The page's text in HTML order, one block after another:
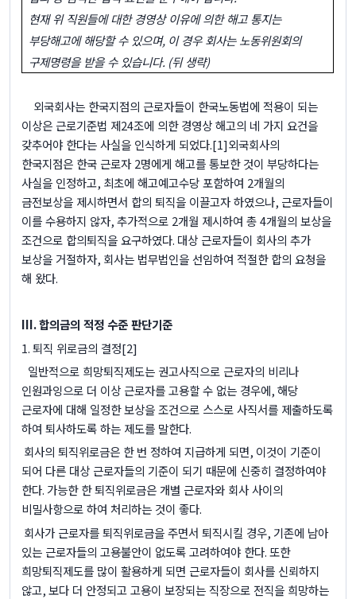
현재 위 직원들에 대한 경영상 이유에 의한 해고 통지는
부당해고에 해당할 수 있으며, 이 경우 회사는 노동위원회의
구제명령을 받을 수 있습니다. (뒤 생략)
외국회사는 한국지점의 근로자들이 한국노동법에 적용이 되는
이상은 근로기준법 제24조에 의한 경영상 해고의 네 가지 요건을
갖추어야 한다는 사실을 인식하게 되었다.[1]외국회사의
한국지점은 한국 근로자2명에게 해고를 통보한 것이 부당하다는
사실을 인정하고, 최초에 해고예고수당 포함하여 2개월의
금전보상을 제시하면서 합의 퇴직을 이끌고자 하였으나, 근로자들이
이를 수용하지 않자,추가적으로 2개월 제시하여 총4개월의 보상을
조건으로 합의퇴직을 요구하였다. 대상 근로자들이 회사의 추가
보상을 거절하자, 회사는 법무법인을 선임하여 적절한 합의 요청을
해 왔다.
III.합의금의 적정 수준 판단기준
1.퇴직 위로금의 결정[2]
일반적으로 희망퇴직제도는 권고사직으로 근로자의 비리나
인원과잉으로 더 이상 근로자를 고용할 수 없는 경우에,해당
근로자에 대해 일정한 보상을 조건으로 스스로 사직서를 제출하도록
하여 퇴사하도록 하는 제도를 말한다.
회사의 퇴직위로금은 한 번 정하여 지급하게 되면, 이것이 기준이
되어 다른 대상 근로자들의 기준이 되기 때문에 신중히 결정하여야
한다. 가능한 한 퇴직위로금은 개별 근로자와 회사 사이의
비밀사항으로 하여 처리하는 것이 좋다.
회사가 근로자를 퇴직위로금을 주면서 퇴직시킬 경우, 기존에 남아
있는 근로자들의 고용불안이 없도록 고려하여야 한다.또한
희망퇴직제도를 많이 활용하게 되면 근로자들이 회사를 신뢰하지
않고,보다 더 안정되고 고용이 보장되는 직장으로 전직을 희망하는